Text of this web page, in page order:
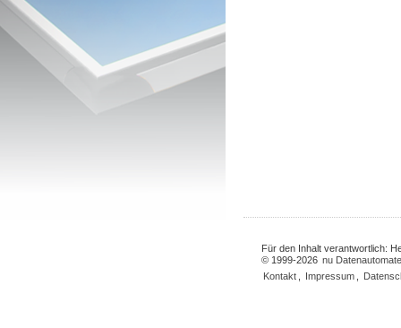
Für den Inhalt verantwortlich:
© 1999-2026 nu
Kontakt
Impressum